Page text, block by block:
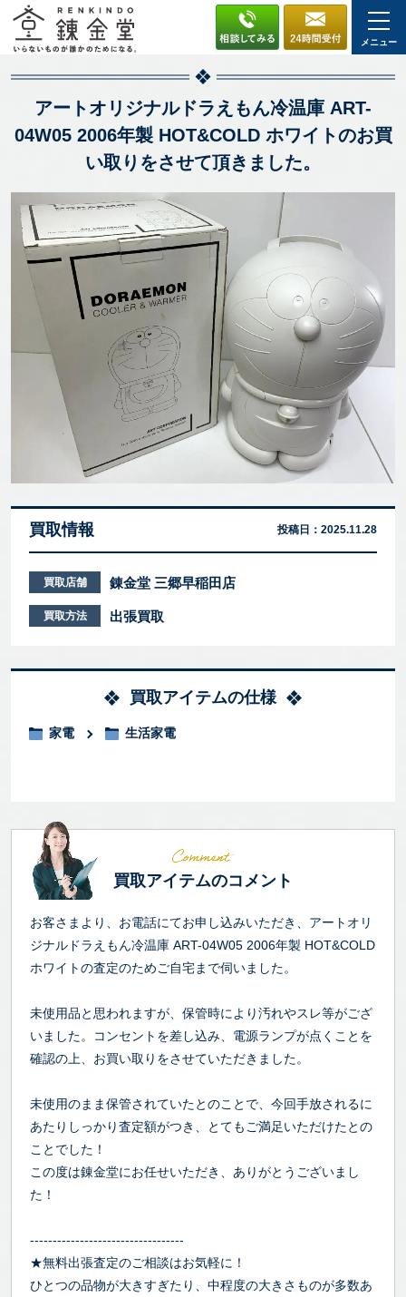
メニュー
アートオリジナルドラえもん冷温庫 ART-
04W05 2006年製 HOT&COLD ホワイトのお買
い取りをさせて頂きました。
買取情報 投稿日： 2025.11.28
買取店舗 錬金堂 三郷早稲田店
買取方法 出張買取
買取アイテムの仕様
家電 生活家電
買取アイテムのコメント
お客さまより、お電話にてお申し込みいただき、アートオリ
ジナルドラえもん冷温庫 ART-04W05 2006年製 HOT&COLD
ホワイトの査定のためご自宅まで伺いました。
未使用品と思われますが、保管時により汚れやスレ等がござ
いました。コンセントを差し込み、電源ランプが点くことを
確認の上、お買い取りをさせていただきました。
未使用のまま保管されていたとのことで、今回手放されるに
あたりしっかり査定額がつき、とてもご満足いただけたとの
ことでした！
この度は錬金堂にお任せいただき、ありがとうございまし
た！
----------------------------------
★無料出張査定のご相談はお気軽に！
ひとつの品物が大きすぎたり、中程度の大きさものが多数あ